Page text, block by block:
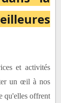
professeur
et activités
un œil à nos
qu'elles offrent